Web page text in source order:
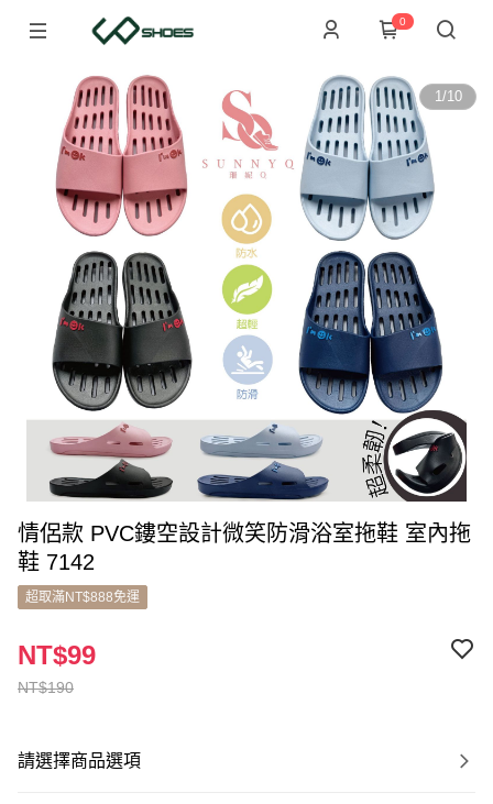
0
1/10
情侶款 PVC鏤空設計微笑防滑浴室拖鞋 室內拖
鞋 7142
超取滿NT$888免運
NT$190
NT$99
請選擇商品選項